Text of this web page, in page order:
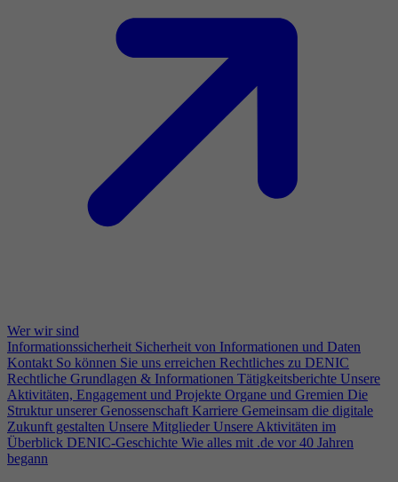
Wer wir sind
Informationssicherheit Sicherheit von Informationen und Daten
Kontakt So können Sie uns erreichen Rechtliches zu DENIC
Rechtliche Grundlagen & Informationen Tätigkeitsberichte Unsere
Aktivitäten, Engagement und Projekte Organe und Gremien Die
Struktur unserer Genossenschaft Karriere Gemeinsam die digitale
Zukunft gestalten Unsere Mitglieder Unsere Aktivitäten im
Überblick DENIC-Geschichte Wie alles mit .de vor 40 Jahren
begann